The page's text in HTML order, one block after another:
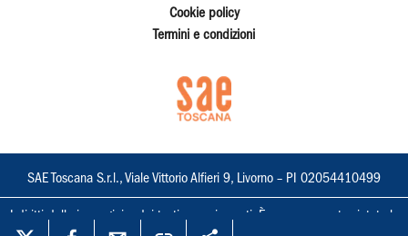
Cookie policy
Termini e condizioni
SAE Toscana S.r.l., Viale Vittorio Alfieri 9, Livorno – PI 02054410499
I diritti delle immagini e dei testi sono riservati. È espressamente vietata la